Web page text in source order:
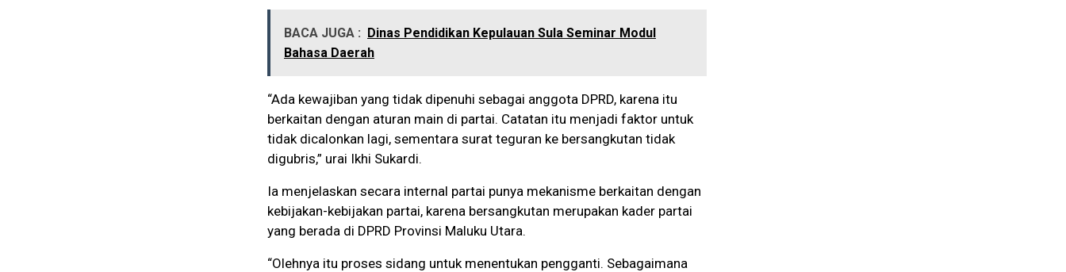
BACA JUGA : Dinas Pendidikan Kepulauan Sula Seminar Modul
Bahasa Daerah
“Ada kewajiban yang tidak dipenuhi sebagai anggota DPRD, karena itu
berkaitan dengan aturan main di partai. Catatan itu menjadi faktor untuk
tidak dicalonkan lagi, sementara surat teguran ke bersangkutan tidak
digubris,” urai Ikhi Sukardi.
Ia menjelaskan secara internal partai punya mekanisme berkaitan dengan
kebijakan-kebijakan partai, karena bersangkutan merupakan kader partai
yang berada di DPRD Provinsi Maluku Utara.
“Olehnya itu proses sidang untuk menentukan pengganti. Sebagaimana